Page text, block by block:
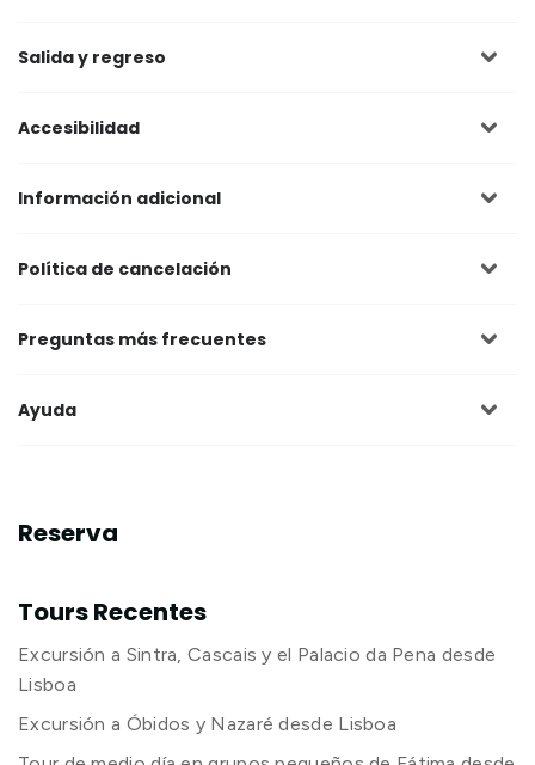
Salida y regreso
Accesibilidad
Información adicional
Política de cancelación
Preguntas más frecuentes
Ayuda
Reserva
Tours Recentes
Excursión a Sintra, Cascais y el Palacio da Pena desde
Lisboa
Excursión a Óbidos y Nazaré desde Lisboa